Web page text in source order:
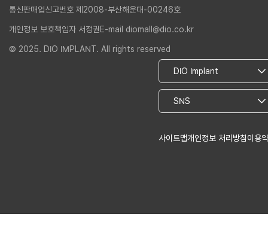
통신판매업신고번호 제2008-부산해운대-00246호
개인정보 보호책임자 서정권 E-mail diomall@dio.co.kr
© 2025. DIO IMPLANT. All rights reserved
사이트맵개인정보 처리방침이용